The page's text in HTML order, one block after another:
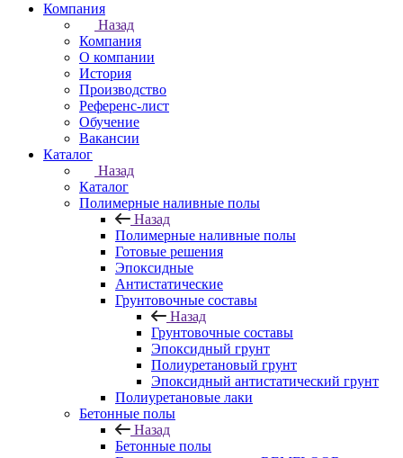
Компания
Назад
Компания
О компании
История
Производство
Референс-лист
Обучение
Вакансии
Каталог
Назад
Каталог
Полимерные наливные полы
Назад
Полимерные наливные полы
Готовые решения
Эпоксидные
Антистатические
Грунтовочные составы
Назад
Грунтовочные составы
Эпоксидный грунт
Полиуретановый грунт
Эпоксидный антистатический грунт
Полиуретановые лаки
Бетонные полы
Назад
Бетонные полы